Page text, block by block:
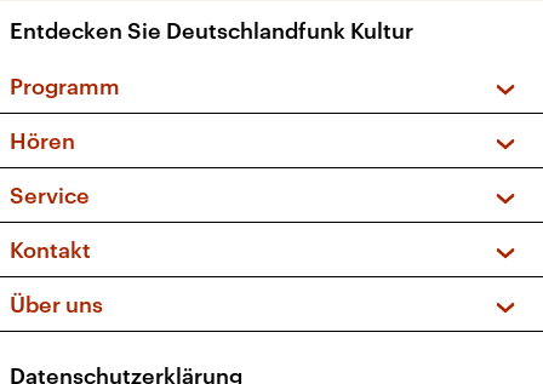
Entdecken Sie Deutschlandfunk Kultur
Programm
Sendungen und Podcasts
Musikliste
Kakadu – Das Kinderprogramm
Hören
Frequenzen (UKW + DAB+)
Service
FAQ
Apps
Newsletter
Kontakt
Social Media
Über uns
Datenschutzerklärung